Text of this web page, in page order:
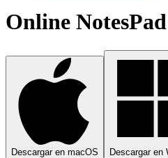
Online NotesPad
Descargar en macOS Descargar en